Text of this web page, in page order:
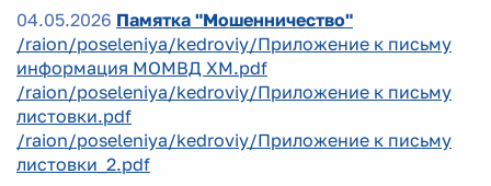
04.05.2026 Памятка "Мошенничество"
/raion/poseleniya/kedroviy/Приложение к письму
информация МОМВД ХМ.pdf
/raion/poseleniya/kedroviy/Приложение к письму
листовки.pdf
/raion/poseleniya/kedroviy/Приложение к письму
листовки_2.pdf